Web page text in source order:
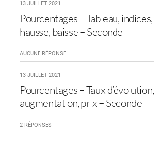
13 JUILLET 2021
Pourcentages – Tableau, indices,
hausse, baisse – Seconde
AUCUNE RÉPONSE
13 JUILLET 2021
Pourcentages – Taux d’évolution,
augmentation, prix – Seconde
2 RÉPONSES